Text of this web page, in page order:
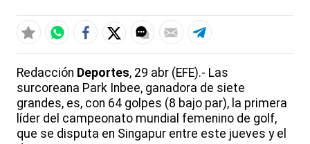
Redacción Deportes, 29 abr (EFE).- Las
surcoreana Park Inbee, ganadora de siete
grandes, es, con 64 golpes (8 bajo par), la primera
líder del campeonato mundial femenino de golf,
que se disputa en Singapur entre este jueves y el